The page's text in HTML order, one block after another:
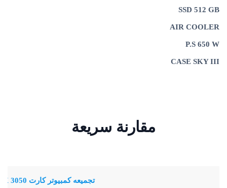
SSD 512 GB
AIR COOLER
P.S 650 W
CASE SKY III
مقارنة سريعة